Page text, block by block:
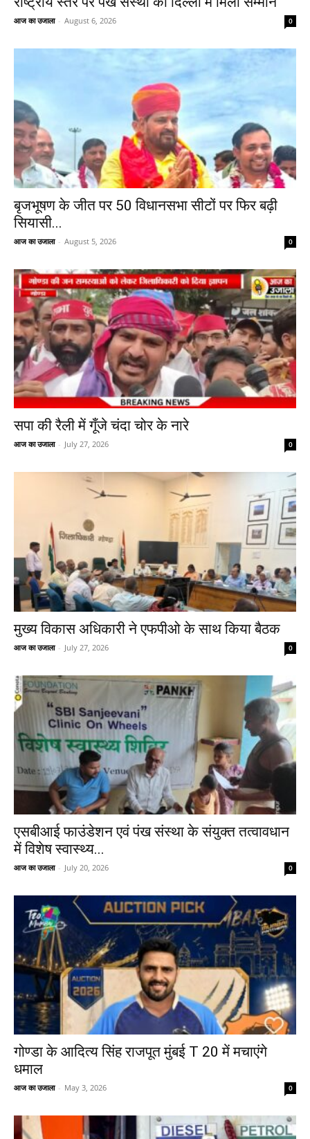
आज का उजाला - August 6, 2026 0
बृजभूषण के जीत पर 50 विधानसभा सीटों पर फिर बढ़ी
सियासी...
आज का उजाला - August 5, 2026 0
सपा की रैली में गूँजे चंदा चोर के नारे
आज का उजाला - July 27, 2026 0
मुख्य विकास अधिकारी ने एफपीओ के साथ किया बैठक
आज का उजाला - July 27, 2026 0
एसबीआई फाउंडेशन एवं पंख संस्था के संयुक्त तत्वावधान
में विशेष स्वास्थ्य...
आज का उजाला - July 20, 2026 0
गोण्डा के आदित्य सिंह राजपूत मुंबई T 20 में मचाएंगे
धमाल
आज का उजाला - May 3, 2026 0